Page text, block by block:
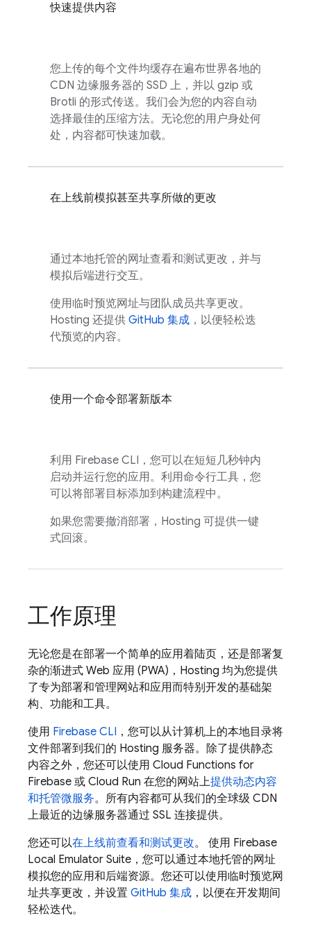
快速提供内容
您上传的每个文件均缓存在遍布世界各地的
CDN 边缘服务器的 SSD 上，并以 gzip 或
Brotli 的形式传送。我们会为您的内容自动
选择最佳的压缩方法。无论您的用户身处何
处，内容都可快速加载。
在上线前模拟甚至共享所做的更改
通过本地托管的网址查看和测试更改，并与
模拟后端进行交互。
使用临时预览网址与团队成员共享更改。
Hosting 还提供 GitHub 集成 ，以便轻松迭
代预览的内容。
使用一个命令部署新版本
利用 Firebase CLI，您可以在短短几秒钟内
启动并运行您的应用。利用命令行工具，您
可以将部署目标添加到构建流程中。
如果您需要撤消部署， Hosting 可提供一键
式回滚。
工作原理
无论您是在部署一个简单的应用着陆页，还是部署复
杂的渐进式 Web 应用 (PWA)， Hosting 均为您提供
了专为部署和管理网站和应用而特别开发的基础架
构、功能和工具。
使用 Firebase CLI ，您可以从计算机上的本地目录将
文件部署到我们的 Hosting 服务器。除了提供静态
内容之外，您还可以使用 Cloud Functions for
Firebase 或 Cloud Run 在您的网站上提供动态内容
和托管微服务。所有内容都可从我们的全球级 CDN
上最近的边缘服务器通过 SSL 连接提供。
您还可以在上线前查看和测试更改。 使用 Firebase
Local Emulator Suite ，您可以通过本地托管的网址
模拟您的应用和后端资源。您还可以使用临时预览网
址共享更改，并设置 GitHub 集成 ，以便在开发期间
轻松迭代。